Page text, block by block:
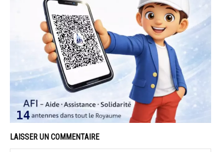
LAISSER UN COMMENTAIRE